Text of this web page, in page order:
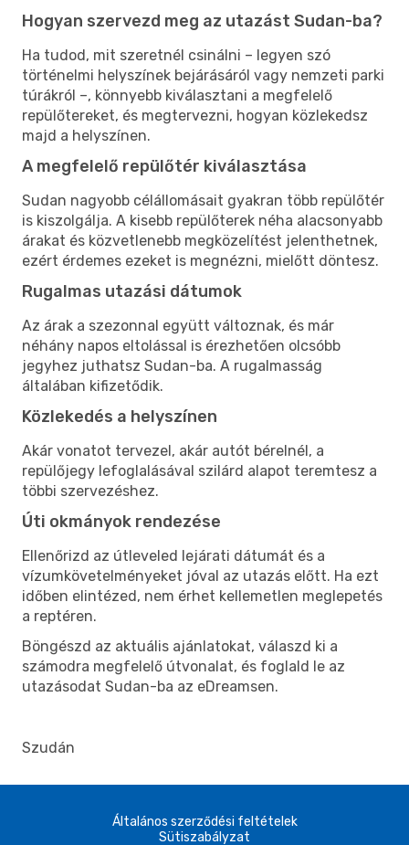
Hogyan szervezd meg az utazást Sudan-ba?
Ha tudod, mit szeretnél csinálni – legyen szó
történelmi helyszínek bejárásáról vagy nemzeti parki
túrákról –, könnyebb kiválasztani a megfelelő
repülőtereket, és megtervezni, hogyan közlekedsz
majd a helyszínen.
A megfelelő repülőtér kiválasztása
Sudan nagyobb célállomásait gyakran több repülőtér
is kiszolgálja. A kisebb repülőterek néha alacsonyabb
árakat és közvetlenebb megközelítést jelenthetnek,
ezért érdemes ezeket is megnézni, mielőtt döntesz.
Rugalmas utazási dátumok
Az árak a szezonnal együtt változnak, és már
néhány napos eltolással is érezhetően olcsóbb
jegyhez juthatsz Sudan-ba. A rugalmasság
általában kifizetődik.
Közlekedés a helyszínen
Akár vonatot tervezel, akár autót bérelnél, a
repülőjegy lefoglalásával szilárd alapot teremtesz a
többi szervezéshez.
Úti okmányok rendezése
Ellenőrizd az útleveled lejárati dátumát és a
vízumkövetelményeket jóval az utazás előtt. Ha ezt
időben elintézed, nem érhet kellemetlen meglepetés
a reptéren.
Böngészd az aktuális ajánlatokat, válaszd ki a
számodra megfelelő útvonalat, és foglald le az
utazásodat Sudan-ba az eDreamsen.
Szudán
Általános szerződési feltételek
Sütiszabályzat